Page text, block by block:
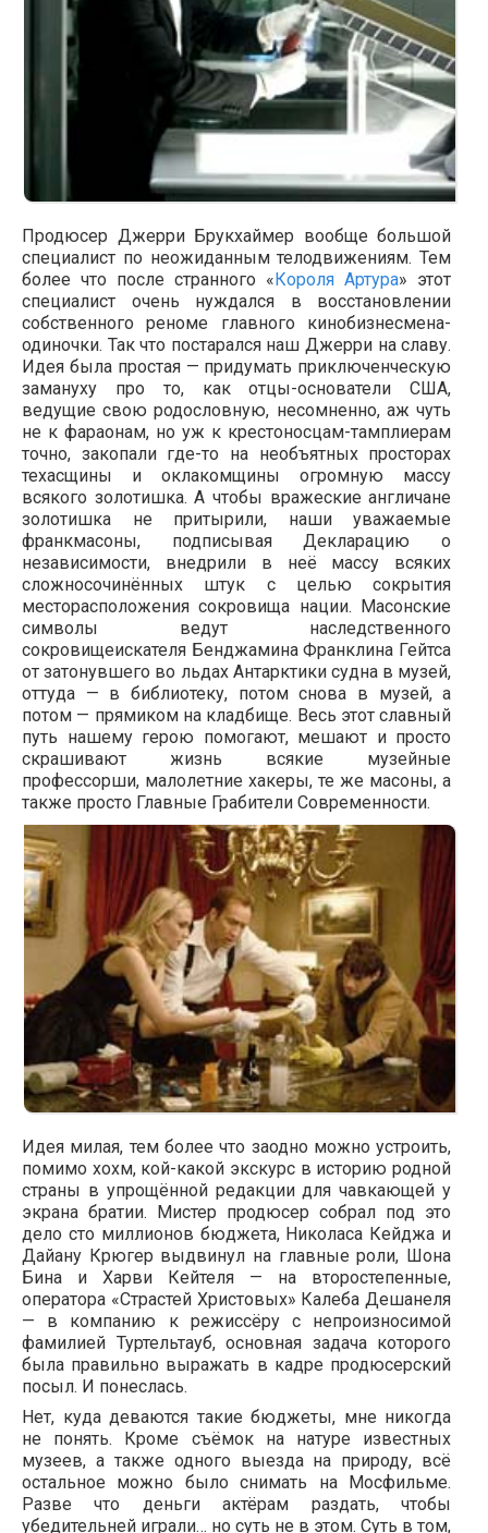
Продюсер Джерри Брукхаймер вообще большой
специалист по неожиданным телодвижениям. Тем
более что после странного «Короля Артура» этот
специалист очень нуждался в восстановлении
собственного реноме главного кинобизнесмена-
одиночки. Так что постарался наш Джерри на славу.
Идея была простая — придумать приключенческую
замануху про то, как отцы-основатели США,
ведущие свою родословную, несомненно, аж чуть
не к фараонам, но уж к крестоносцам-тамплиерам
точно, закопали где-то на необъятных просторах
техасщины и оклакомщины огромную массу
всякого золотишка. А чтобы вражеские англичане
золотишка не притырили, наши уважаемые
франкмасоны, подписывая Декларацию о
независимости, внедрили в неё массу всяких
сложносочинённых штук с целью сокрытия
месторасположения сокровища нации. Масонские
символы ведут наследственного
сокровищеискателя Бенджамина Франклина Гейтса
от затонувшего во льдах Антарктики судна в музей,
оттуда — в библиотеку, потом снова в музей, а
потом — прямиком на кладбище. Весь этот славный
путь нашему герою помогают, мешают и просто
скрашивают жизнь всякие музейные
профессорши, малолетние хакеры, те же масоны, а
также просто Главные Грабители Современности.
Идея милая, тем более что заодно можно устроить,
помимо хохм, кой-какой экскурс в историю родной
страны в упрощённой редакции для чавкающей у
экрана братии. Мистер продюсер собрал под это
дело сто миллионов бюджета, Николаса Кейджа и
Дайану Крюгер выдвинул на главные роли, Шона
Бина и Харви Кейтеля — на второстепенные,
оператора «Страстей Христовых» Калеба Дешанеля
— в компанию к режиссёру с непроизносимой
фамилией Туртельтауб, основная задача которого
была правильно выражать в кадре продюсерский
посыл. И понеслась.
Нет, куда деваются такие бюджеты, мне никогда
не понять. Кроме съёмок на натуре известных
музеев, а также одного выезда на природу, всё
остальное можно было снимать на Мосфильме.
Разве что деньги актёрам раздать, чтобы
убедительней играли… но суть не в этом. Суть в том,